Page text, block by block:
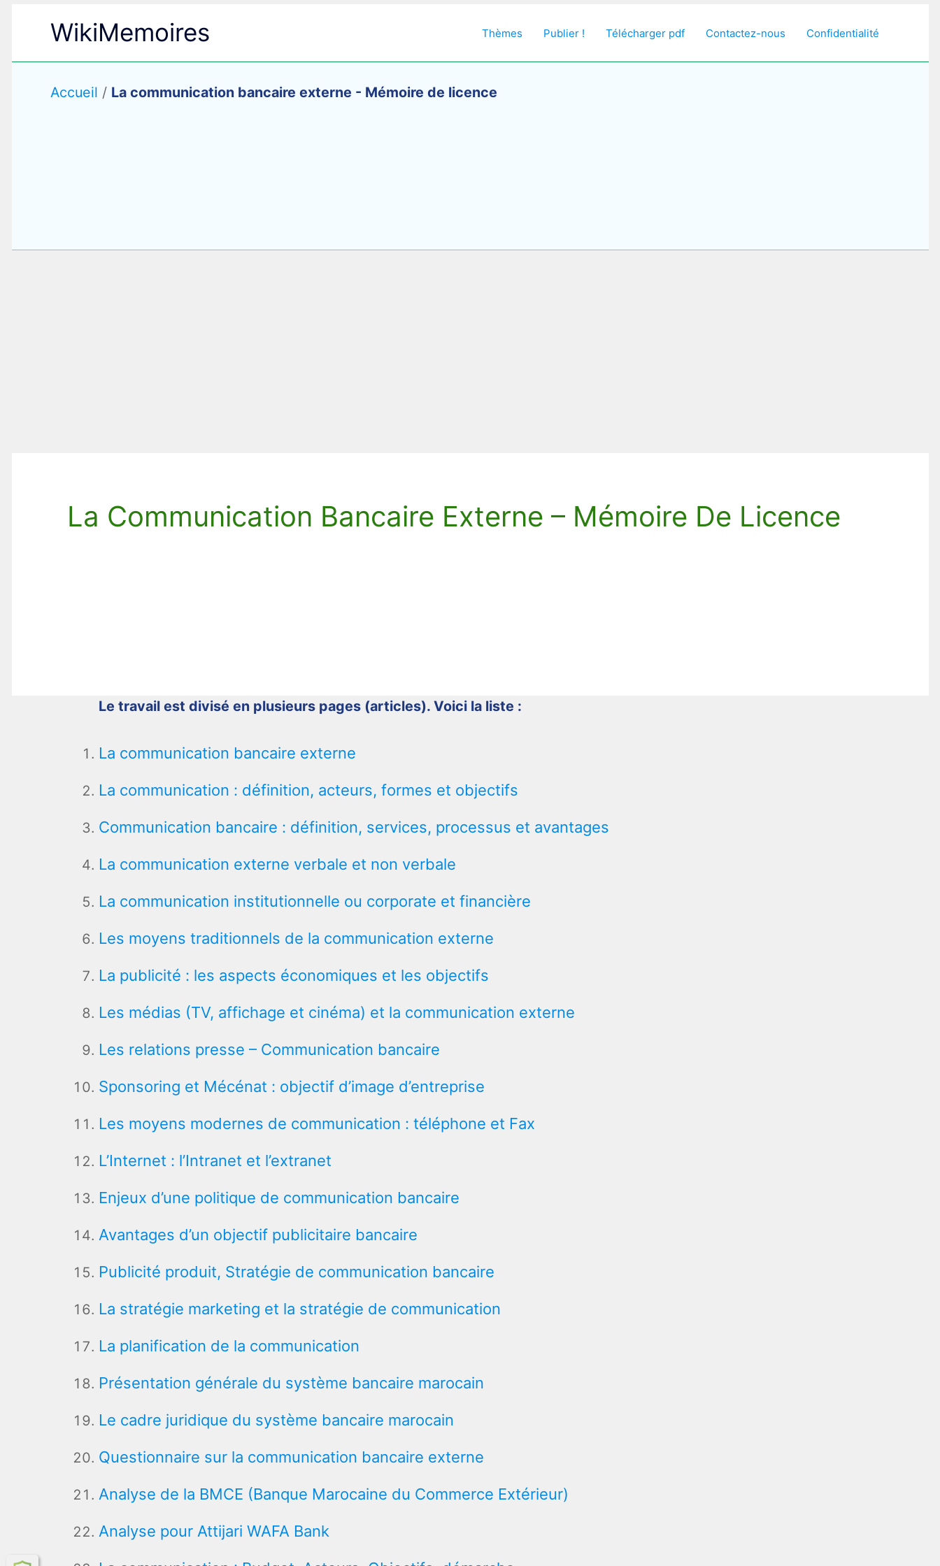
WikiMemoires Thèmes Publier ! Télécharger pdf Contactez-nous Confidentialité
Accueil / La communication bancaire externe - Mémoire de licence
La Communication Bancaire Externe – Mémoire De Licence
Le travail est divisé en plusieurs pages (articles). Voici la liste :
La communication bancaire externe
La communication : définition, acteurs, formes et objectifs
Communication bancaire : définition, services, processus et avantages
La communication externe verbale et non verbale
La communication institutionnelle ou corporate et financière
Les moyens traditionnels de la communication externe
La publicité : les aspects économiques et les objectifs
Les médias (TV, affichage et cinéma) et la communication externe
Les relations presse – Communication bancaire
Sponsoring et Mécénat : objectif d’image d’entreprise
Les moyens modernes de communication : téléphone et Fax
L’Internet : l’Intranet et l’extranet
Enjeux d’une politique de communication bancaire
Avantages d’un objectif publicitaire bancaire
Publicité produit, Stratégie de communication bancaire
La stratégie marketing et la stratégie de communication
La planification de la communication
Présentation générale du système bancaire marocain
Le cadre juridique du système bancaire marocain
Questionnaire sur la communication bancaire externe
Analyse de la BMCE (Banque Marocaine du Commerce Extérieur)
Analyse pour Attijari WAFA Bank